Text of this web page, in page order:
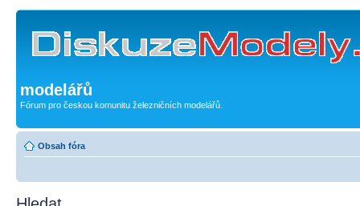
modelářů
Fórum pro českou komunitu železničních modelářů.
Obsah fóra